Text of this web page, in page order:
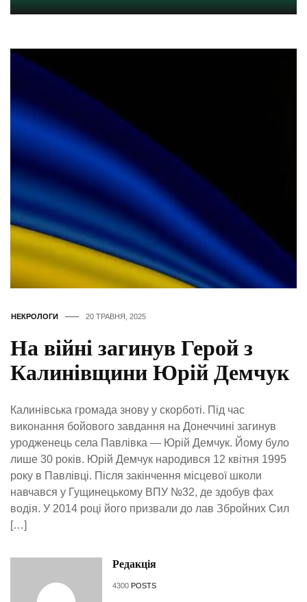
НЕКРОЛОГИ 20 ТРАВНЯ, 2025
На війні загинув Герой з
Калинівщини Юрій Демчук
Калинівська громада знову у скорботі. Під час
виконання бойового завдання на Донеччині загинув
уродженець села Павлівка — Юрій Демчук. Йому було
лише 30 років. Юрій Демчук народився 12 квітня 1995
року в Павлівці. Після закінчення місцевої школи
навчався у Гущинецькому ВПУ №32, де здобув фах
водія. У 2014 році його призвали до лав Збройних Сил
[…]
Редакція
4300 POSTS